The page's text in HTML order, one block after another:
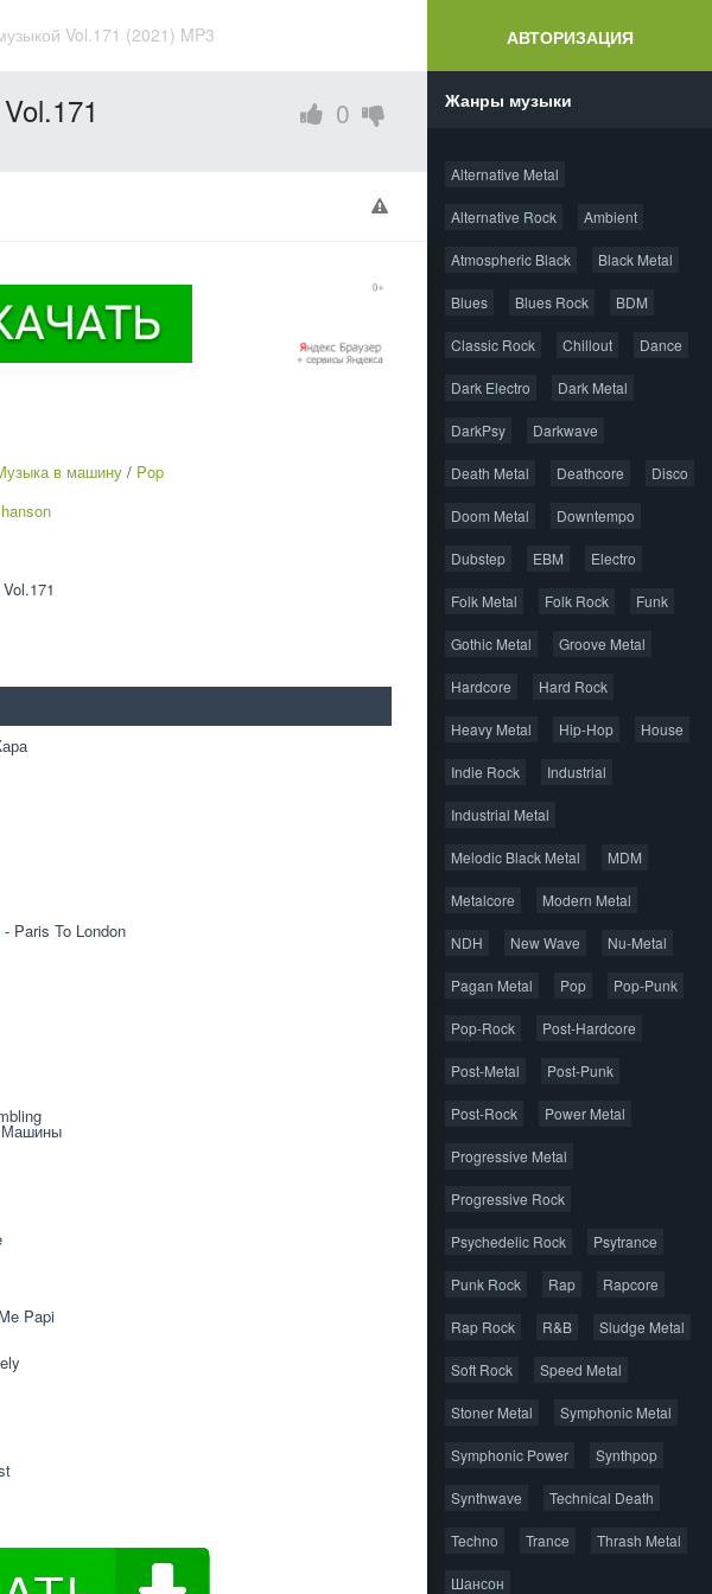
АВТОРИЗАЦИЯ
Vol.171 (2021) MP3
0
в машину / Pop
Paris To London
Машины
Papi
Жанры музыки
Alternative Metal
Alternative Rock Ambient
Atmospheric Black Black Metal
Blues Blues Rock BDM
Classic Rock Chillout Dance
Dark Electro Dark Metal
DarkPsy Darkwave
Death Metal Deathcore Disco
Doom Metal Downtempo
Dubstep EBM Electro
Folk Metal Folk Rock Funk
Gothic Metal Groove Metal
Hardcore Hard Rock
Heavy Metal Hip-Hop House
Indie Rock Industrial
Industrial Metal
Melodic Black Metal MDM
Metalcore Modern Metal
NDH New Wave Nu-Metal
Pagan Metal Pop Pop-Punk
Pop-Rock Post-Hardcore
Post-Metal Post-Punk
Post-Rock Power Metal
Progressive Metal
Progressive Rock
Psychedelic Rock Psytrance
Punk Rock Rap Rapcore
Rap Rock R&B Sludge Metal
Soft Rock Speed Metal
Stoner Metal Symphonic Metal
Symphonic Power Synthpop
Synthwave Technical Death
Techno Trance Thrash Metal
Шансон